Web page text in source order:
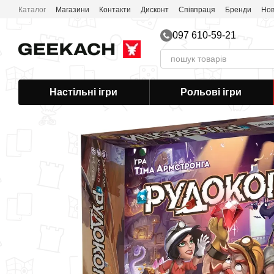
Перейти до основного контенту
Каталог Магазини Контакти Дисконт Співпраця Бренди
097 610-59-21
Настільні ігри Рольові ігри